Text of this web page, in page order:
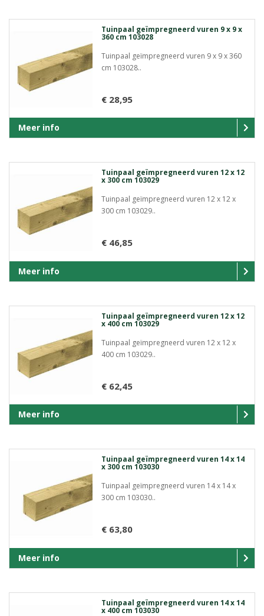
Tuinpaal geïmpregneerd vuren 9 x 9 x
360 cm 103028
Tuinpaal geïmpregneerd vuren 9 x 9 x 360
cm 103028..
€ 28,95
Meer info
Tuinpaal geïmpregneerd vuren 12 x 12
x 300 cm 103029
Tuinpaal geïmpregneerd vuren 12 x 12 x
300 cm 103029..
€ 46,85
Meer info
Tuinpaal geïmpregneerd vuren 12 x 12
x 400 cm 103029
Tuinpaal geïmpregneerd vuren 12 x 12 x
400 cm 103029..
€ 62,45
Meer info
Tuinpaal geïmpregneerd vuren 14 x 14
x 300 cm 103030
Tuinpaal geïmpregneerd vuren 14 x 14 x
300 cm 103030..
€ 63,80
Meer info
Tuinpaal geïmpregneerd vuren 14 x 14
x 400 cm 103030